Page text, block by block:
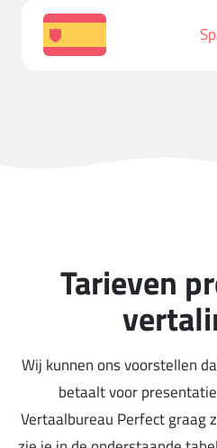
Tarieven
Wij kunnen ons voorstellen
betaalt voor
Vertaalbureau Perfect graag